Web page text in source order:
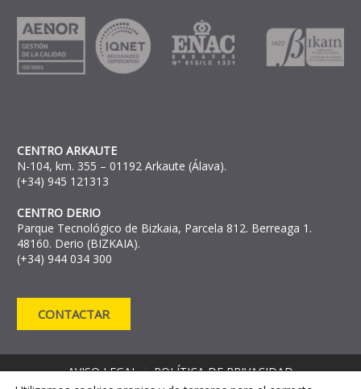
CENTRO ARKAUTE
N-104, km. 355 – 01192 Arkaute (Álava).
(+34) 945 121313
CENTRO DERIO
Parque Tecnológico de Bizkaia, Parcela 812. Berreaga 1.
48160. Derio (BIZKAIA).
(+34) 944 034 300
CONTACTAR
AVISO LEGAL
POLÍTICA DE PRIVACIDAD